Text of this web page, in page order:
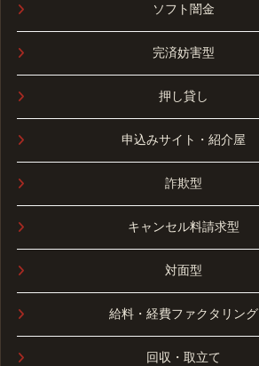
ソフト闇金
完済妨害型
押し貸し
申込みサイト・紹介屋
詐欺型
キャンセル料請求型
対面型
給料・経費ファクタリング
回収・取立て